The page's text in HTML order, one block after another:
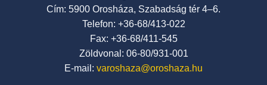
Cím: 5900 Orosháza, Szabadság tér 4–6.
Telefon: +36-68/413-022
Fax: +36-68/411-545
Zöldvonal: 06-80/931-001
E-mail: varoshaza@oroshaza.hu